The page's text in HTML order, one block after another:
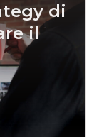
di
il